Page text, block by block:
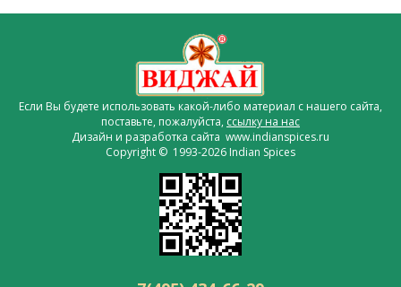
Если Вы будете использовать какой-либо материал с нашего сайта,
поставьте, пожалуйста, ссылку на нас
Дизайн и разработка сайта www.indianspices.ru
Copyright © 1993-2026 Indian Spices